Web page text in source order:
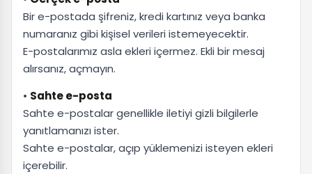
Bir e-postada şifreniz, kredi kartınız veya banka
numaranız gibi kişisel verileri istemeyecektir.
E-postalarımız asla ekleri içermez. Ekli bir mesaj
alırsanız, açmayın.
• Sahte e-posta
Sahte e-postalar genellikle iletiyi gizli bilgilerle
yanıtlamanızı ister.
Sahte e-postalar, açıp yüklemenizi isteyen ekleri
içerebilir.